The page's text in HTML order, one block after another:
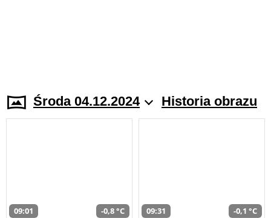
Środa 04.12.2024 Historia obrazu
09:01 -0,8 °C 09:31 -0,1 °C